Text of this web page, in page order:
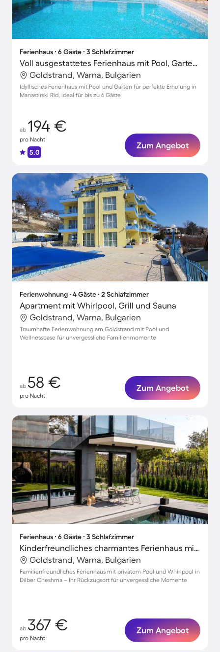
Ferienhaus ∙ 6 Gäste ∙ 3 Schlafzimmer
Voll ausgestattetes Ferienhaus mit Pool, Garten und Grill
Goldstrand, Warna, Bulgarien
Idyllisches Ferienhaus mit Pool und Garten für perfekte Erholung in
Manastirski Rid, ideal für bis zu 6 Gäste
ab 194 €
pro Nacht
5.0
Zum Angebot
Ferienwohnung ∙ 4 Gäste ∙ 2 Schlafzimmer
Apartment mit Whirlpool, Grill und Sauna
Goldstrand, Warna, Bulgarien
Traumhafte Ferienwohnung am Goldstrand mit Pool und
Wellnessoase für unvergessliche Familienmomente
ab 58 €
pro Nacht
Zum Angebot
Ferienhaus ∙ 6 Gäste ∙ 3 Schlafzimmer
Kinderfreundliches charmantes Ferienhaus mit Terrasse, Grill und Whirlpool
Goldstrand, Warna, Bulgarien
Familienfreundliches Ferienhaus mit privatem Pool und Whirlpool in
Dilber Cheshma – Ihr Rückzugsort für unvergessliche Momente
ab 367 €
pro Nacht
Zum Angebot